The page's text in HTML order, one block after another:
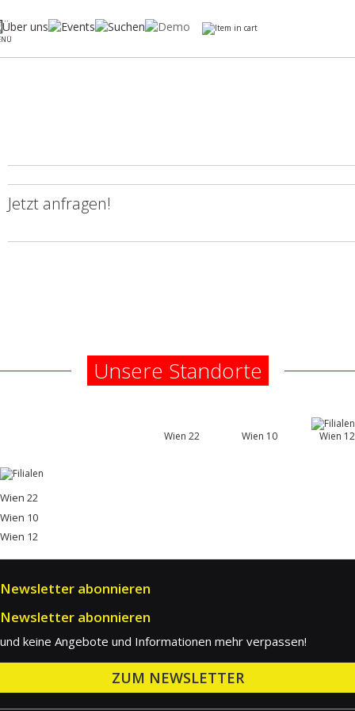
Jetzt anfragen!
Unsere Standorte
Wien 22 Wien 10 Wien 12
Wien 22
Wien 10
Wien 12
Newsletter abonnieren
Newsletter abonnieren
und keine Angebote und Informationen mehr verpassen!
ZUM NEWSLETTER